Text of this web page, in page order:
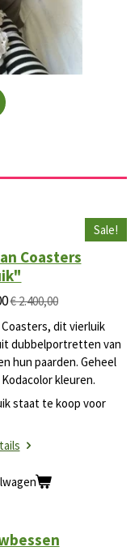
Sale!
Coasters
€ 2.400,00
Coasters, dit vierluik
dubbelportretten van
hun paarden. Geheel
kleuren.
staat te koop voor